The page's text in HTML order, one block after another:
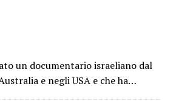
un documentario israeliano dal
e negli USA e che ha…